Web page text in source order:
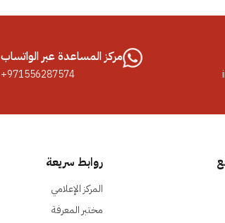
مركز المساعدة عبر الواتساب
+971556287574
روابط سريعة
المركز الإعلامي
مختبر المعرفة